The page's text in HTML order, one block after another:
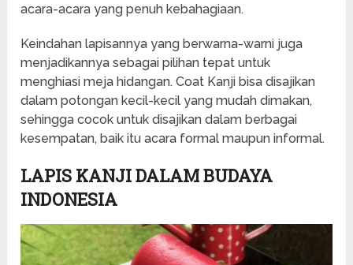
acara-acara yang penuh kebahagiaan.
Keindahan lapisannya yang berwarna-warni juga
menjadikannya sebagai pilihan tepat untuk
menghiasi meja hidangan. Coat Kanji bisa disajikan
dalam potongan kecil-kecil yang mudah dimakan,
sehingga cocok untuk disajikan dalam berbagai
kesempatan, baik itu acara formal maupun informal.
LAPIS KANJI DALAM BUDAYA
INDONESIA